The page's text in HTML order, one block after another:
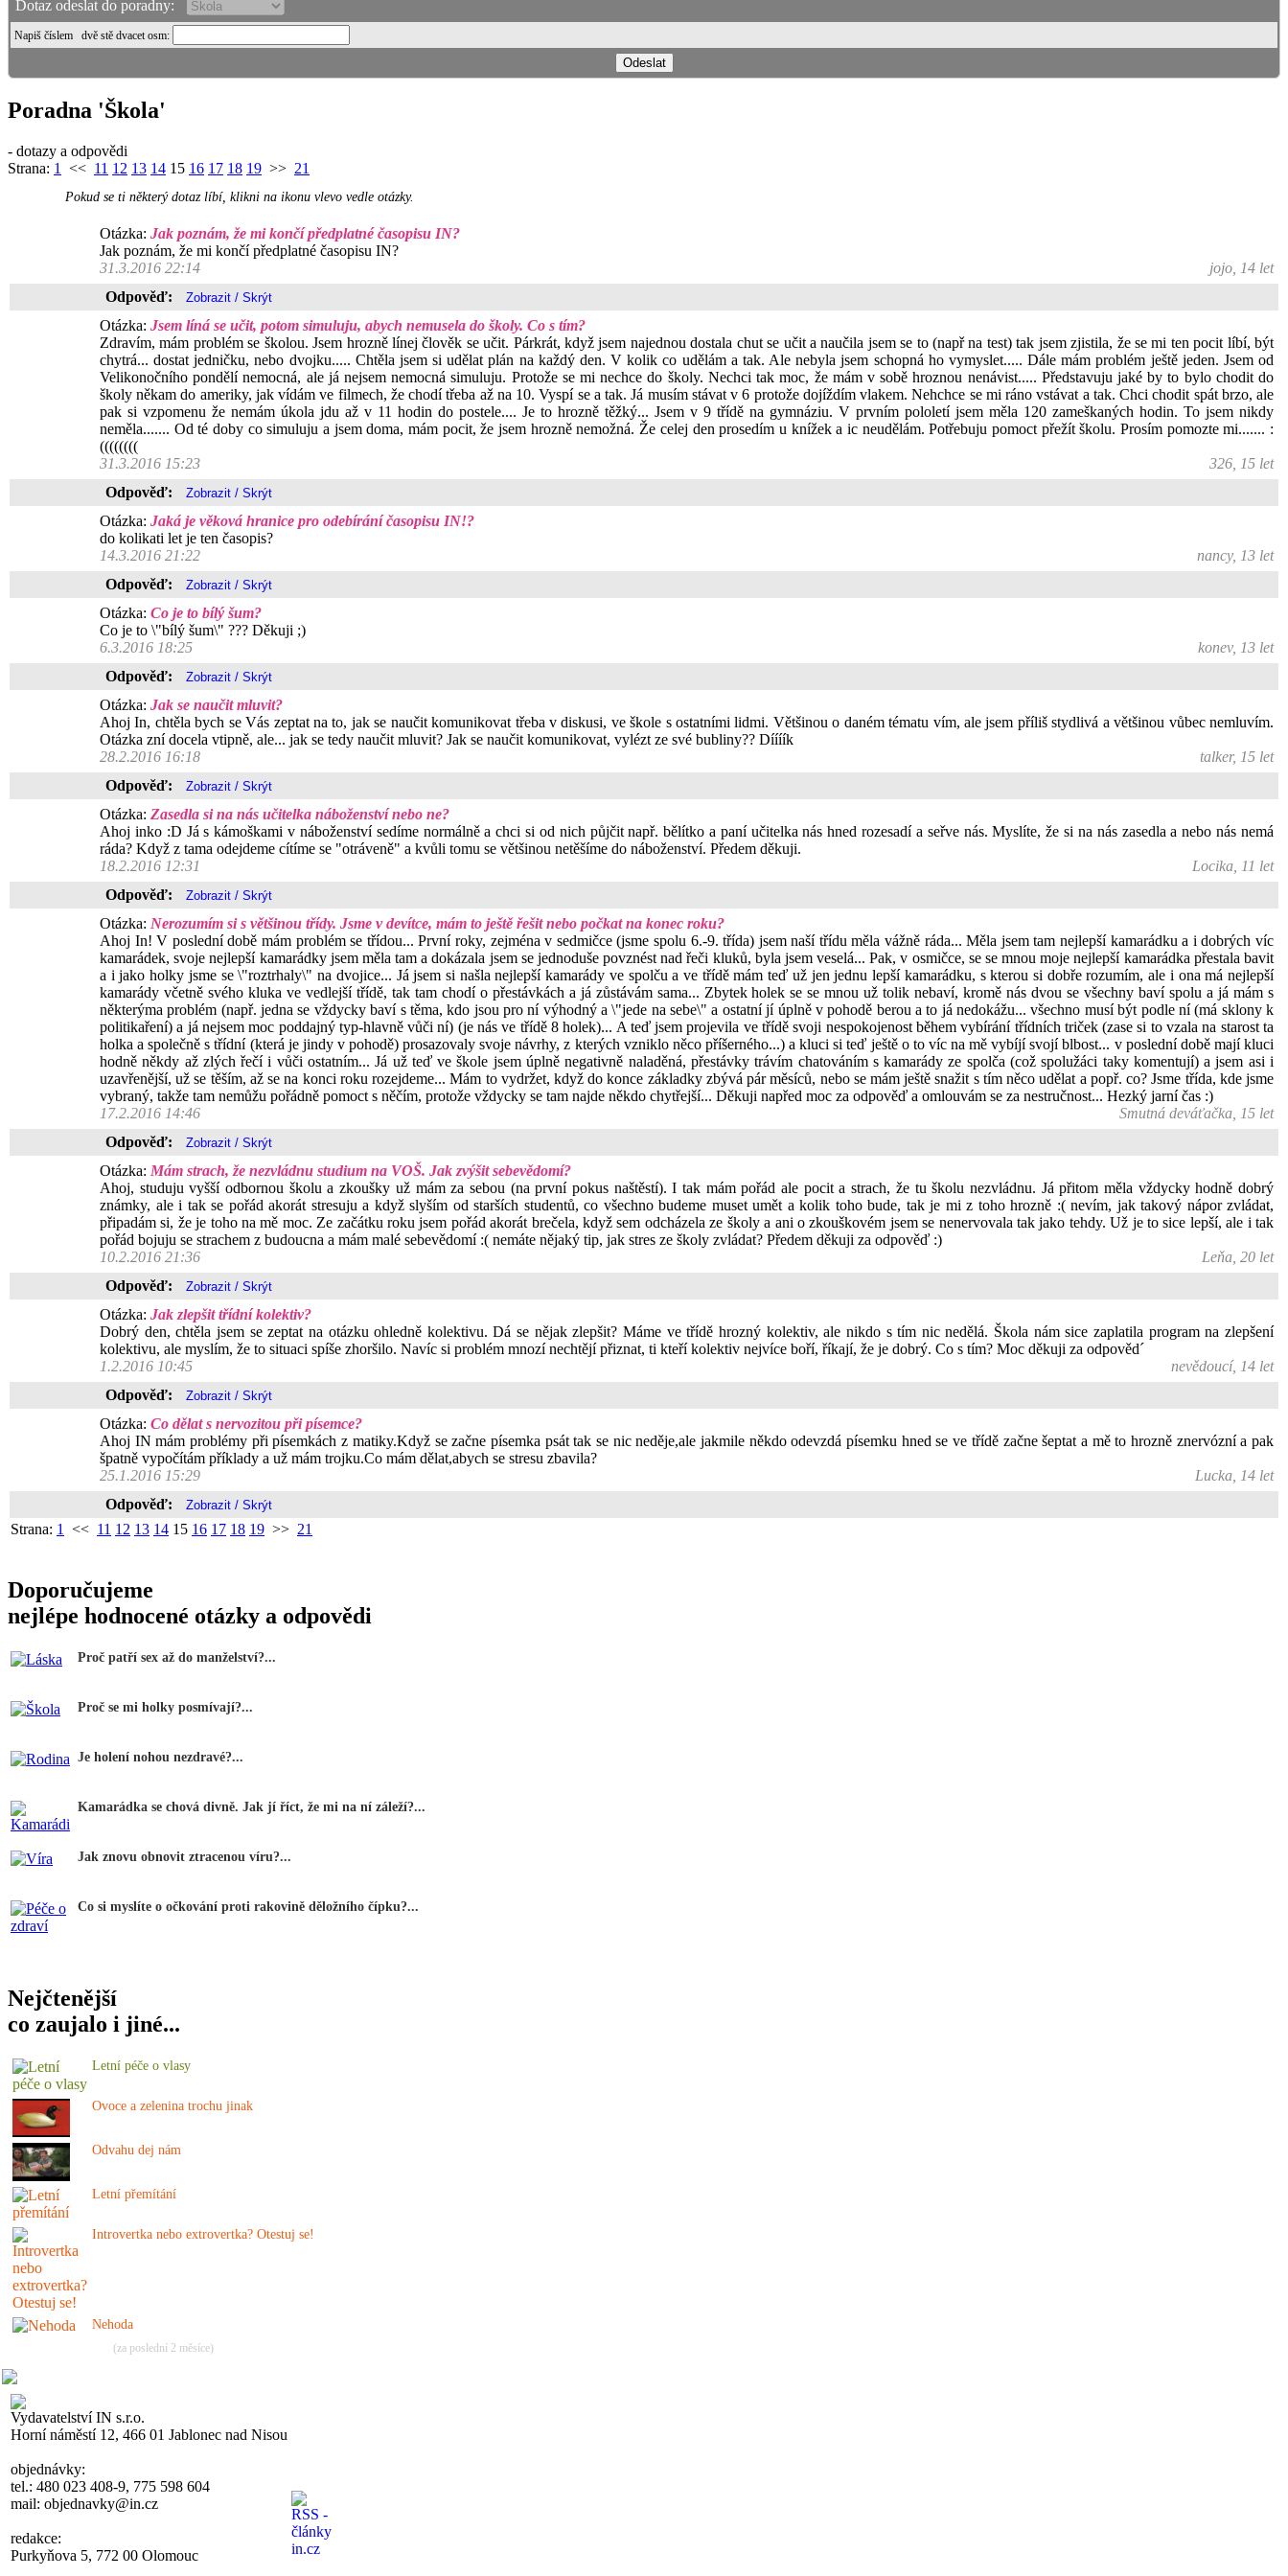
Dotaz odeslat do poradny:
Napiš číslem dvě stě dvacet osm:
Poradna 'Škola'
- dotazy a odpovědi
Strana: 1 << 11 12 13 14 15 16 17 18 19 >> 21
Pokud se ti některý dotaz líbí, klikni na ikonu vlevo vedle otázky.
Otázka: Jak poznám, že mi končí předplatné časopisu IN?
Jak poznám, že mi končí předplatné časopisu IN?
31.3.2016 22:14
jojo, 14 let
Odpověď:
Otázka: Jsem líná se učit, potom simuluju, abych nemusela do školy. Co s tím?
Zdravím, mám problém se školou. Jsem hrozně línej člověk se učit. Párkrát, když jsem najednou dostala chut se učit a naučila jsem se to (např na test) tak jsem zjistila, že se mi ten pocit líbí, být
chytrá... dostat jedničku, nebo dvojku..... Chtěla jsem si udělat plán na každý den. V kolik co udělám a tak. Ale nebyla jsem schopná ho vymyslet..... Dále mám problém ještě jeden. Jsem od
Velikonočního pondělí nemocná, ale já nejsem nemocná simuluju. Protože se mi nechce do školy. Nechci tak moc, že mám v sobě hroznou nenávist..... Představuju jaké by to bylo chodit do
školy někam do ameriky, jak vídám ve filmech, že chodí třeba až na 10. Vyspí se a tak. Já musím stávat v 6 protože dojíždím vlakem. Nehchce se mi ráno vstávat a tak. Chci chodit spát brzo, ale
pak si vzpomenu že nemám úkola jdu až v 11 hodin do postele.... Je to hrozně těžký... Jsem v 9 třídě na gymnáziu. V prvním pololetí jsem měla 120 zameškaných hodin. To jsem nikdy
neměla....... Od té doby co simuluju a jsem doma, mám pocit, že jsem hrozně nemožná. Že celej den prosedím u knížek a ic neudělám. Potřebuju pomoct přežít školu. Prosím pomozte mi....... :
((((((((
31.3.2016 15:23
326, 15 let
Odpověď:
Otázka: Jaká je věková hranice pro odebírání časopisu IN!?
do kolikati let je ten časopis?
14.3.2016 21:22
nancy, 13 let
Odpověď:
Otázka: Co je to bílý šum?
Co je to \"bílý šum\" ??? Děkuji ;)
6.3.2016 18:25
konev, 13 let
Odpověď:
Otázka: Jak se naučit mluvit?
Ahoj In, chtěla bych se Vás zeptat na to, jak se naučit komunikovat třeba v diskusi, ve škole s ostatními lidmi. Většinou o daném tématu vím, ale jsem příliš stydlivá a většinou vůbec nemluvím.
Otázka zní docela vtipně, ale... jak se tedy naučit mluvit? Jak se naučit komunikovat, vylézt ze své bubliny?? Díííík
28.2.2016 16:18
talker, 15 let
Odpověď:
Otázka: Zasedla si na nás učitelka náboženství nebo ne?
Ahoj inko :D Já s kámoškami v náboženství sedíme normálně a chci si od nich půjčit např. bělítko a paní učitelka nás hned rozesadí a seřve nás. Myslíte, že si na nás zasedla a nebo nás nemá
ráda? Když z tama odejdeme cítíme se "otráveně" a kvůli tomu se většinou netěšíme do náboženství. Předem děkuji.
18.2.2016 12:31
Locika, 11 let
Odpověď:
Otázka: Nerozumím si s většinou třídy. Jsme v devítce, mám to ještě řešit nebo počkat na konec roku?
Ahoj In! V poslední době mám problém se třídou... První roky, zejména v sedmičce (jsme spolu 6.-9. třída) jsem naší třídu měla vážně ráda... Měla jsem tam nejlepší kamarádku a i dobrých víc
kamarádek, svoje nejlepší kamarádky jsem měla tam a dokázala jsem se jednoduše povznést nad řeči kluků, byla jsem veselá... Pak, v osmičce, se se mnou moje nejlepší kamarádka přestala bavit
a i jako holky jsme se \"roztrhaly\" na dvojice... Já jsem si našla nejlepší kamarády ve spolču a ve třídě mám teď už jen jednu lepší kamarádku, s kterou si dobře rozumím, ale i ona má nejlepší
kamarády včetně svého kluka ve vedlejší třídě, tak tam chodí o přestávkách a já zůstávám sama... Zbytek holek se se mnou už tolik nebaví, kromě nás dvou se všechny baví spolu a já mám s
některýma problém (např. jedna se vždycky baví s těma, kdo jsou pro ní výhodný a \"jede na sebe\" a ostatní jí úplně v pohodě berou a to já nedokážu... všechno musí být podle ní (má sklony k
politikaření) a já nejsem moc poddajný typ-hlavně vůči ní) (je nás ve třídě 8 holek)... A teď jsem projevila ve třídě svoji nespokojenost během vybírání třídních triček (zase si to vzala na starost ta
holka a společně s třídní (která je jindy v pohodě) prosazovaly svoje návrhy, z kterých vzniklo něco příšerného...) a kluci si teď ještě o to víc na mě vybíjí svojí blbost... v poslední době mají kluci
hodně někdy až zlých řečí i vůči ostatním... Já už teď ve škole jsem úplně negativně naladěná, přestávky trávím chatováním s kamarády ze spolča (což spolužáci taky komentují) a jsem asi i
uzavřenější, už se těším, až se na konci roku rozejdeme... Mám to vydržet, když do konce základky zbývá pár měsíců, nebo se mám ještě snažit s tím něco udělat a popř. co? Jsme třída, kde jsme
vybraný, takže tam nemůžu pořádně pomoct s něčím, protože vždycky se tam najde někdo chytřejší... Děkuji napřed moc za odpověď a omlouvám se za nestručnost... Hezký jarní čas :)
17.2.2016 14:46
Smutná deváťačka, 15 let
Odpověď:
Otázka: Mám strach, že nezvládnu studium na VOŠ. Jak zvýšit sebevědomí?
Ahoj, studuju vyšší odbornou školu a zkoušky už mám za sebou (na první pokus naštěstí). I tak mám pořád ale pocit a strach, že tu školu nezvládnu. Já přitom měla vždycky hodně dobrý
známky, ale i tak se pořád akorát stresuju a když slyším od starších studentů, co všechno budeme muset umět a kolik toho bude, tak je mi z toho hrozně :( nevím, jak takový nápor zvládat,
připadám si, že je toho na mě moc. Ze začátku roku jsem pořád akorát brečela, když sem odcházela ze školy a ani o zkouškovém jsem se nenervovala tak jako tehdy. Už je to sice lepší, ale i tak
pořád bojuju se strachem z budoucna a mám malé sebevědomí :( nemáte nějaký tip, jak stres ze školy zvládat? Předem děkuji za odpověď :)
10.2.2016 21:36
Leňa, 20 let
Odpověď:
Otázka: Jak zlepšit třídní kolektiv?
Dobrý den, chtěla jsem se zeptat na otázku ohledně kolektivu. Dá se nějak zlepšit? Máme ve třídě hrozný kolektiv, ale nikdo s tím nic nedělá. Škola nám sice zaplatila program na zlepšení
kolektivu, ale myslím, že to situaci spíše zhoršilo. Navíc si problém mnozí nechtějí přiznat, ti kteří kolektiv nejvíce boří, říkají, že je dobrý. Co s tím? Moc děkuji za odpověd´
1.2.2016 10:45
nevědoucí, 14 let
Odpověď:
Otázka: Co dělat s nervozitou při písemce?
Ahoj IN mám problémy při písemkách z matiky.Když se začne písemka psát tak se nic neděje,ale jakmile někdo odevzdá písemku hned se ve třídě začne šeptat a mě to hrozně znervózní a pak
špatně vypočítám příklady a už mám trojku.Co mám dělat,abych se stresu zbavila?
25.1.2016 15:29
Lucka, 14 let
Odpověď:
Strana: 1 << 11 12 13 14 15 16 17 18 19 >> 21
Doporučujeme
nejlépe hodnocené otázky a odpovědi
Proč patří sex až do manželství?...
Proč se mi holky posmívají?...
Je holení nohou nezdravé?...
Kamarádka se chová divně. Jak jí říct, že mi na ní záleží?...
Jak znovu obnovit ztracenou víru?...
Co si myslíte o očkování proti rakovině děložního čípku?...
Nejčtenější
co zaujalo i jiné...
Letní péče o vlasy
Ovoce a zelenina trochu jinak
Odvahu dej nám
Letní přemítání
Introvertka nebo extrovertka? Otestuj se!
Nehoda
(za poslední 2 měsíce)
Vydavatelství IN s.r.o.
Horní náměstí 12, 466 01 Jablonec nad Nisou
objednávky:
tel.: 480 023 408-9, 775 598 604
mail: objednavky@in.cz
redakce:
Purkyňova 5, 772 00 Olomouc